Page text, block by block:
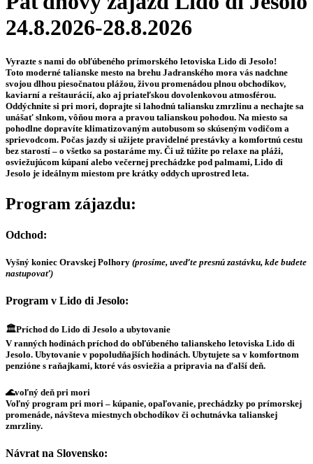
24.8.2026-28.8.2026
Vyrazte s nami do obľúbeného prímorského letoviska Lido di Jesolo!
Toto moderné talianske mesto na brehu Jadranského mora vás nadchne
svojou dlhou piesočnatou plážou, živou promenádou plnou obchodíkov,
kaviarní a reštaurácií, ako aj priateľskou dovolenkovou atmosférou.
Oddýchnite si pri mori, doprajte si lahodnú taliansku zmrzlinu a nechajte sa
unášať slnkom, vôňou mora a pravou talianskou pohodou. Na miesto sa
pohodlne dopravíte klimatizovaným autobusom so skúseným vodičom a
sprievodcom. Počas jazdy si užijete pravidelné prestávky a komfortnú cestu
bez starostí – o všetko sa postaráme my. Či už túžite po relaxe na pláži,
osviežujúcom kúpaní alebo večernej prechádzke pod palmami, Lido di
Jesolo je ideálnym miestom pre krátky oddych uprostred leta.
Program zájazdu:
Odchod:
Vyšný koniec Oravskej Polhory (prosíme, uveďte presnú zastávku, kde budete
nastupovať)
Program v Lido di Jesolo:
🏛️Príchod do Lido di Jesolo a ubytovanie
V ranných hodinách príchod do obľúbeného talianskeho letoviska Lido di
Jesolo. Ubytovanie v popoludňajších hodinách. Ubytujete sa v komfortnom
penzióne s raňajkami, ktoré vás osviežia a pripravia na ďalší deň.
🌊voľný deň pri mori
Voľný program pri mori – kúpanie, opaľovanie, prechádzky po prímorskej
promenáde, návšteva miestnych obchodíkov či ochutnávka talianskej
zmrzliny.
Návrat na Slovensko: